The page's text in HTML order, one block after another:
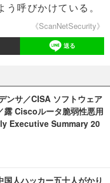
呼びかけている。
《ScanNetSecurity》
送る
ンサ／CISA ソフトウェア
露 Ciscoルータ脆弱性悪用
Executive Summary 20
国人ハッカー五十人がかり